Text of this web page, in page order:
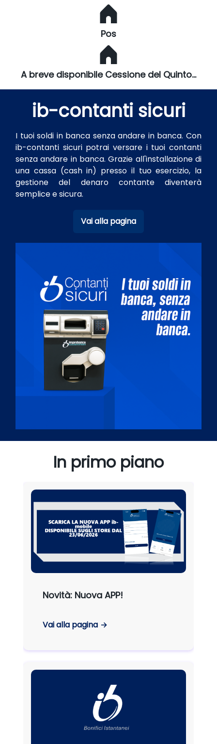
Pos
A breve disponibile Cessione del Quinto...
ib-contanti sicuri
I tuoi soldi in banca senza andare in banca. Con
ib-contanti sicuri potrai versare i tuoi contanti
senza andare in banca. Grazie all'installazione di
una cassa (cash in) presso il tuo esercizio, la
gestione del denaro contante diventerà
semplice e sicura.
Vai alla pagina
In primo piano
Novità: Nuova APP!
Vai alla pagina